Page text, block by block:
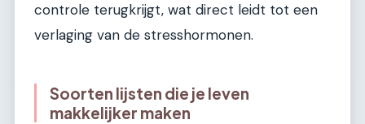
controle terugkrijgt, wat direct leidt tot een
verlaging van de stresshormonen.
Soorten lijsten die je leven
makkelijker maken